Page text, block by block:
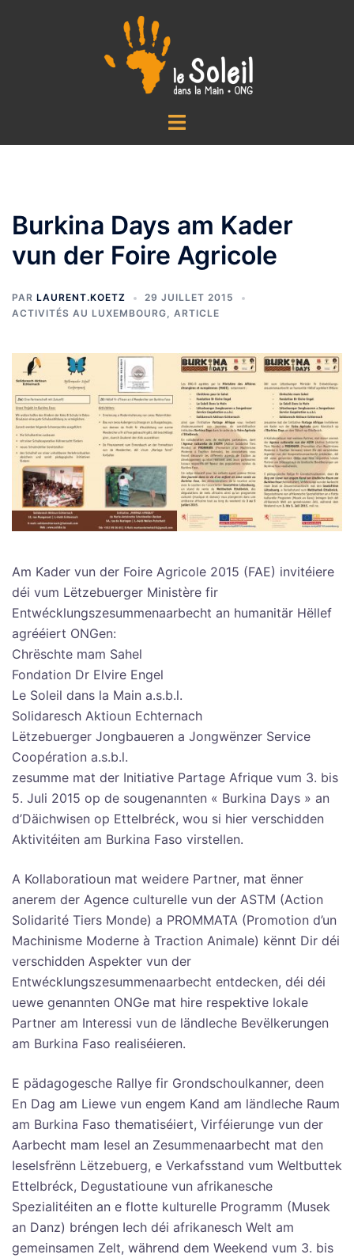
Ouvrir/fermer
Burkina Days am Kader
vun der Foire Agricole
PAR LAURENT.KOETZ
29 JUILLET 2015
ACTIVITÉS AU LUXEMBOURG, ARTICLE
Am Kader vun der Foire Agricole 2015 (FAE) invitéiere
déi vum Lëtzebuerger Ministère fir
Entwécklungszesummenaarbecht an humanitär Hëllef
agrééiert ONGen:
Chrëschte mam Sahel
Fondation Dr Elvire Engel
Le Soleil dans la Main a.s.b.l.
Solidaresch Aktioun Echternach
Lëtzebuerger Jongbaueren a Jongwënzer Service
Coopération a.s.b.l.
zesumme mat der Initiative Partage Afrique vum 3. bis
5. Juli 2015 op de sougenannten « Burkina Days » an
d’Däichwisen op Ettelbréck, wou si hier verschidden
Aktivitéiten am Burkina Faso virstellen.
A Kollaboratioun mat weidere Partner, mat ënner
anerem der Agence culturelle vun der ASTM (Action
Solidarité Tiers Monde) a PROMMATA (Promotion d’un
Machinisme Moderne à Traction Animale) kënnt Dir déi
verschidden Aspekter vun der
Entwécklungszesummenaarbecht entdecken, déi déi
uewe genannten ONGe mat hire respektive lokale
Partner am Interessi vun de ländleche Bevëlkerungen
am Burkina Faso realiséieren.
E pädagogesche Rallye fir Grondschoulkanner, deen
En Dag am Liewe vun engem Kand am ländleche Raum
am Burkina Faso thematiséiert, Virféierunge vun der
Aarbecht mam Iesel an Zesummenaarbecht mat den
Ieselsfrënn Lëtzebuerg, e Verkafsstand vum Weltbuttek
Ettelbréck, Degustatioune vun afrikanesche
Spezialitéiten an e flotte kulturelle Programm (Musek
an Danz) bréngen Iech déi afrikanesch Welt am
gemeinsamen Zelt, während dem Weekend vum 3. bis